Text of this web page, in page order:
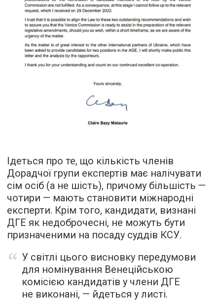
Ідеться про те, що кількість членів
Дорадчої групи експертів має налічувати
сім осіб (а не шість), причому більшість —
чотири — мають становити міжнародні
експерти. Крім того, кандидати, визнані
ДГЕ як недоброчесні, не можуть бути
призначеними на посаду суддів КСУ.
У світлі цього висновку передумови
для номінування Венеційською
комісією кандидатів у члени ДГЕ
не виконані, — йдеться у листі.